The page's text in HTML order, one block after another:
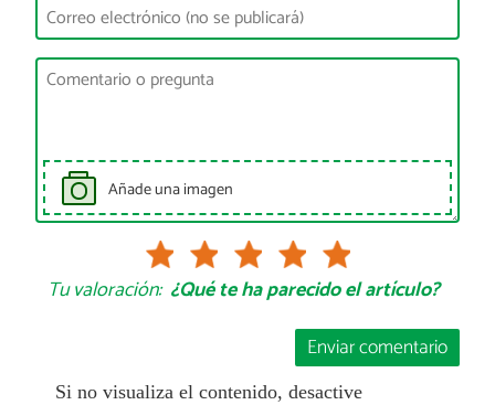
Añade una imagen
Tu valoración: ¿Qué te ha parecido el artículo?
Enviar comentario
Si no visualiza el contenido, desactive